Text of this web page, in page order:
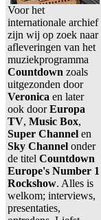
Voor het
internationale archief
zijn wij op zoek naar
afleveringen van het
muziekprogramma
Countdown zoals
uitgezonden door
Veronica en later
ook doorEuropa
TV, Music Box,
Super Channel en
Sky Channel onder
de titel Countdown
Europe's Number 1
Rockshow. Alles is
welkom; interviews,
presentaties,